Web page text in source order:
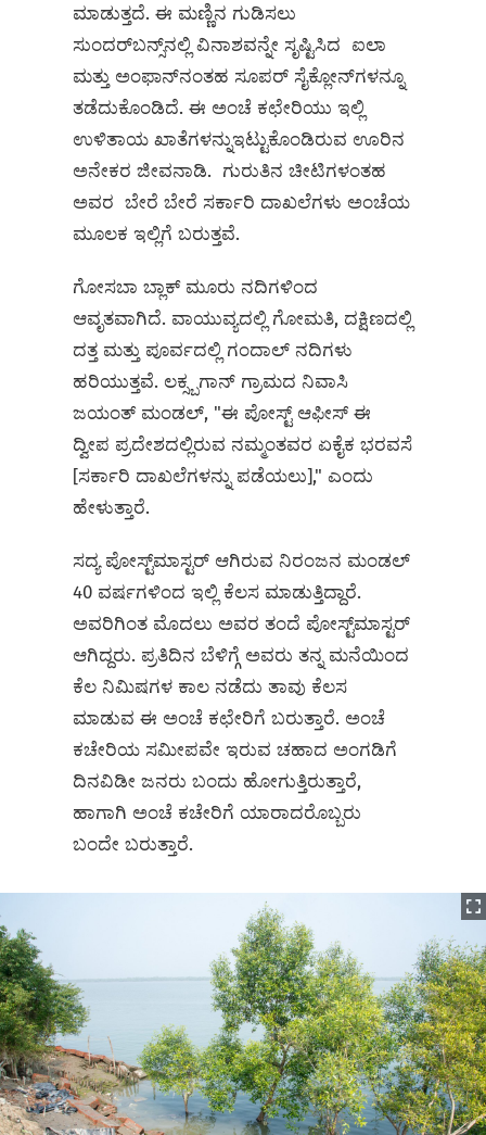
ಮಾಡುತ್ತದೆ. ಈ ಮಣ್ಣಿನ ಗುಡಿಸಲು
ಸುಂದರ್‌ಬನ್ಸ್‌ನಲ್ಲಿ ವಿನಾಶವನ್ನೇ ಸೃಷ್ಟಿಸಿದ ಐಲಾ
ಮತ್ತು ಅಂಫಾನ್‌ನಂತಹ ಸೂಪರ್ ಸೈಕ್ಲೋನ್‌ಗಳನ್ನೂ
ತಡೆದುಕೊಂಡಿದೆ. ಈ ಅಂಚೆ ಕಛೇರಿಯು ಇಲ್ಲಿ
ಉಳಿತಾಯ ಖಾತೆಗಳನ್ನುಇಟ್ಟುಕೊಂಡಿರುವ ಊರಿನ
ಅನೇಕರ ಜೀವನಾಡಿ. ಗುರುತಿನ ಚೀಟಿಗಳಂತಹ
ಅವರ ಬೇರೆ ಬೇರೆ ಸರ್ಕಾರಿ ದಾಖಲೆಗಳು ಅಂಚೆಯ
ಮೂಲಕ ಇಲ್ಲಿಗೆ ಬರುತ್ತವೆ.
ಗೋಸಬಾ ಬ್ಲಾಕ್ ಮೂರು ನದಿಗಳಿಂದ
ಆವೃತವಾಗಿದೆ. ವಾಯುವ್ಯದಲ್ಲಿ ಗೋಮತಿ, ದಕ್ಷಿಣದಲ್ಲಿ
ದತ್ತ ಮತ್ತು ಪೂರ್ವದಲ್ಲಿ ಗಂದಾಲ್ ನದಿಗಳು
ಹರಿಯುತ್ತವೆ. ಲಕ್ಸ್ಬಗಾನ್ ಗ್ರಾಮದ ನಿವಾಸಿ
ಜಯಂತ್ ಮಂಡಲ್, "ಈ ಪೋಸ್ಟ್ ಆಫೀಸ್ ಈ
ದ್ವೀಪ ಪ್ರದೇಶದಲ್ಲಿರುವ ನಮ್ಮಂತವರ ಏಕೈಕ ಭರವಸೆ
[ಸರ್ಕಾರಿ ದಾಖಲೆಗಳನ್ನು ಪಡೆಯಲು]," ಎಂದು
ಹೇಳುತ್ತಾರೆ.
ಸದ್ಯ ಪೋಸ್ಟ್‌ಮಾಸ್ಟರ್ ಆಗಿರುವ ನಿರಂಜನ ಮಂಡಲ್
40 ವರ್ಷಗಳಿಂದ ಇಲ್ಲಿ ಕೆಲಸ ಮಾಡುತ್ತಿದ್ದಾರೆ.
ಅವರಿಗಿಂತ ಮೊದಲು ಅವರ ತಂದೆ ಪೋಸ್ಟ್‌ಮಾಸ್ಟರ್
ಆಗಿದ್ದರು. ಪ್ರತಿದಿನ ಬೆಳಿಗ್ಗೆ ಅವರು ತನ್ನ ಮನೆಯಿಂದ
ಕೆಲ ನಿಮಿಷಗಳ ಕಾಲ ನಡೆದು ತಾವು ಕೆಲಸ
ಮಾಡುವ ಈ ಅಂಚೆ ಕಛೇರಿಗೆ ಬರುತ್ತಾರೆ. ಅಂಚೆ
ಕಚೇರಿಯ ಸಮೀಪವೇ ಇರುವ ಚಹಾದ ಅಂಗಡಿಗೆ
ದಿನವಿಡೀ ಜನರು ಬಂದು ಹೋಗುತ್ತಿರುತ್ತಾರೆ,
ಹಾಗಾಗಿ ಅಂಚೆ ಕಚೇರಿಗೆ ಯಾರಾದರೊಬ್ಬರು
ಬಂದೇ ಬರುತ್ತಾರೆ.